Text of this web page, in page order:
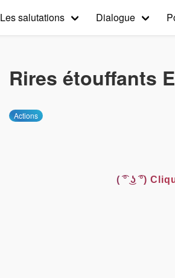
Les salutations Dialogue
Rires étouffants
Actions
( ͡° ͜ʖ ͡°)